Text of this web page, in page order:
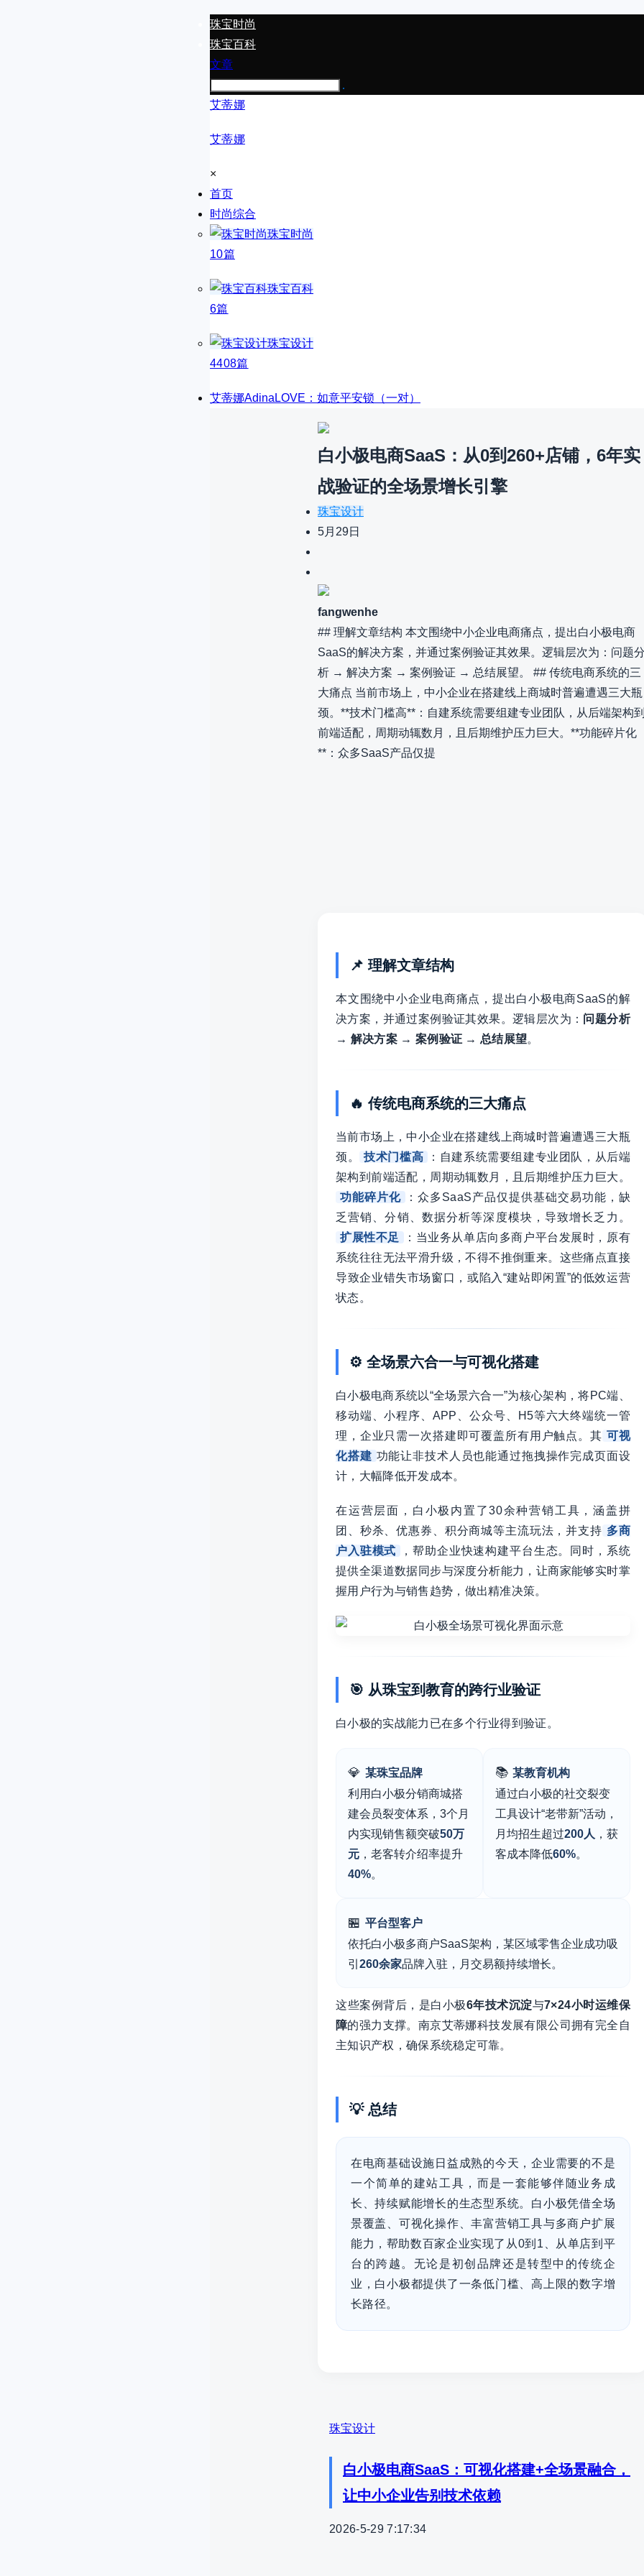
珠宝时尚
珠宝百科
文章
艾蒂娜
艾蒂娜
×
首页
时尚综合
珠宝时尚
10篇
珠宝百科
6篇
珠宝设计
4408篇
艾蒂娜AdinaLOVE：如意平安锁（一对）
白小极电商SaaS：从0到260+店铺，6年实
战验证的全场景增长引擎
珠宝设计
5月29日
fangwenhe
## 理解文章结构 本文围绕中小企业电商痛点，提出白小极电商
SaaS的解决方案，并通过案例验证其效果。逻辑层次为：问题
析 → 解决方案 → 案例验证 → 总结展望。 ## 传统电商系统的三
大痛点 当前市场上，中小企业在搭建线上商城时普遍遭遇三大瓶
颈。**技术门槛高**：自建系统需要组建专业团队，从后端架构
前端适配，周期动辄数月，且后期维护压力巨大。**功能碎片化
**：众多SaaS产品仅提
📌 理解文章结构
本文围绕中小企业电商痛点，提出白小极电商SaaS的解
决方案，并通过案例验证其效果。逻辑层次为： 问题分析
→ 解决方案 → 案例验证 → 总结展望。
🔥 传统电商系统的三大痛点
当前市场上，中小企业在搭建线上商城时普遍遭遇三大瓶
颈。
技术门槛高
：自建系统需要组建专业团队，从后端
架构到前端适配，周期动辄数月，且后期维护压力巨大。
功能碎片化
：众多SaaS产品仅提供基础交易功能，缺
乏营销、分销、数据分析等深度模块，导致增长乏力。
扩展性不足
：当业务从单店向多商户平台发展时，原有
系统往往无法平滑升级，不得不推倒重来。这些痛点直接
导致企业错失市场窗口，或陷入“建站即闲置”的低效运营
状态。
⚙️ 全场景六合一与可视化搭建
白小极电商系统以“全场景六合一”为核心架构，将PC端、
移动端、小程序、APP、公众号、H5等六大终端统一管
理，企业只需一次搭建即可覆盖所有用户触点。其 可视
化搭建 功能让非技术人员也能通过拖拽操作完成页面设
计，大幅降低开发成本。
在运营层面，白小极内置了30余种营销工具，涵盖拼
团、秒杀、优惠券、积分商城等主流玩法，并支持 多商
户入驻模式
，帮助企业快速构建平台生态。同时，系统
提供全渠道数据同步与深度分析能力，让商家能够实时掌
握用户行为与销售趋势，做出精准决策。
🎯 从珠宝到教育的跨行业验证
白小极的实战能力已在多个行业得到验证。
💎 某珠宝品牌
利用白小极分销商城搭
建会员裂变体系，3个月
内实现销售额突破50万
元 ，老客转介绍率提升
40%。
📚 某教育机构
通过白小极的社交裂变
工具设计“老带新”活动，
月均招生超过200人 ，获
客成本降低60%。
🏪 平台型客户
依托白小极多商户SaaS架构，某区域零售企业成功吸
引 260余家品牌入驻，月交易额持续增长。
这些案例背后，是白小极6年技术沉淀与7×24小时运维保
障的强力支撑。南京艾蒂娜科技发展有限公司拥有完全自
主知识产权，确保系统稳定可靠。
💡 总结
在电商基础设施日益成熟的今天，企业需要的不是
一个简单的建站工具，而是一套能够伴随业务成
长、持续赋能增长的生态型系统。白小极凭借全场
景覆盖、可视化操作、丰富营销工具与多商户扩展
能力，帮助数百家企业实现了从0到1、从单店到平
台的跨越。无论是初创品牌还是转型中的传统企
业，白小极都提供了一条低门槛、高上限的数字增
长路径。
珠宝设计
白小极电商SaaS：可视化搭建+全场景融合，
让中小企业告别技术依赖
2026-5-29 7:17:34